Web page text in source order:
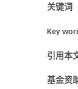
关键词
Key
引用本
基金资